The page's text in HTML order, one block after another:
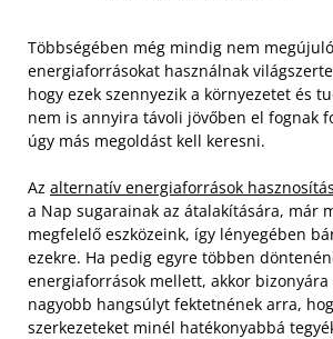
Többségében még mindig nem megújuló
energiaforrásokat használnak
hogy ezek szennyezik a környezetet és
nem is annyira távoli jövőben el fognak
úgy más megoldást kell keresni.
Az alternatív energiaforrások
a Nap sugarainak az átalakítására, már
megfelelő eszközeink, így lényegében
ezekre. Ha pedig egyre többen
energiaforrások mellett, akkor
nagyobb hangsúlyt fektetnének arra,
szerkezeteket minél hatékonyabbá